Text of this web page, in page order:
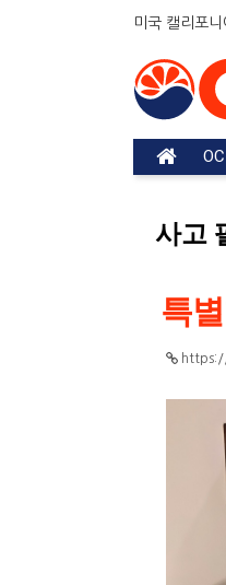
미국 캘리포
사고
특